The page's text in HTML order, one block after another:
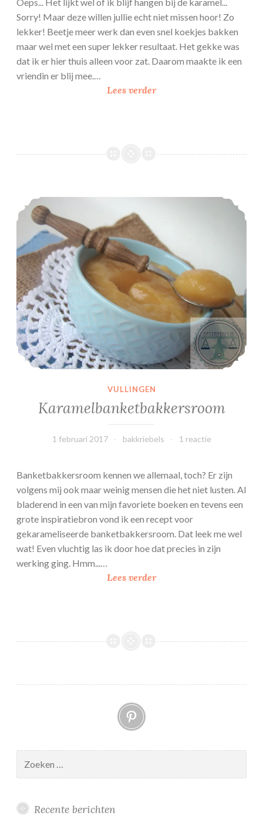
Sorry! Maar deze willen jullie echt niet missen hoor! Zo
lekker! Beetje meer werk dan even snel koekjes bakken
maar wel met een super lekker resultaat. Het gekke was
dat ik er hier thuis alleen voor zat. Daarom maakte ik een
vriendin er blij mee.…
Lees verderP
m
e
l
k
o
k
n
Karamelbanketbakkersroom
VULLINGEN
Karamelbanketbakkersroom
1 februari 2017 bakkriebels 1 reactie
Banketbakkersroom kennen we allemaal, toch? Er zijn
volgens mij ook maar weinig mensen die het niet lusten. Al
bladerend in een van mijn favoriete boeken en tevens een
grote inspiratiebron vond ik een recept voor
gekarameliseerde banketbakkersroom. Dat leek me wel
wat! Even vluchtig las ik door hoe dat precies in zijn
werking ging. Hmm...…
Lees verderK
t
a
Pinterest
naar:
Recente berichten